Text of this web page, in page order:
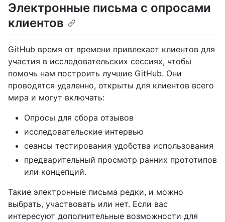
Электронные письма с опросами
клиентов
GitHub время от времени привлекает клиентов для
участия в исследовательских сессиях, чтобы
помочь нам построить лучшие GitHub. Они
проводятся удаленно, открыты для клиентов всего
мира и могут включать:
Опросы для сбора отзывов
исследовательские интервью
сеансы тестирования удобства использования
предварительный просмотр ранних прототипов
или концепций.
Такие электронные письма редки, и можно
выбрать, участвовать или нет. Если вас
интересуют дополнительные возможности для